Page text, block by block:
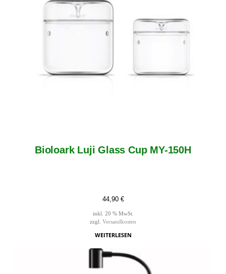
Bioloark Luji Glass Cup MY-150H
44,90 €
inkl. 20 % MwSt.
zzgl. Versandkosten
WEITERLESEN